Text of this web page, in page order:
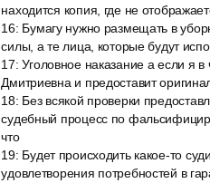
находится копия, где не
16: Бумагу нужно размещать в
силы, а те лица, которые будут
17:Уголовное наказание а если я
Дмитриевна и предоставит
18: Без всякой проверки
судебный процесс по
что
19: Будет происходить какое-то
удовлетворения потребностей в